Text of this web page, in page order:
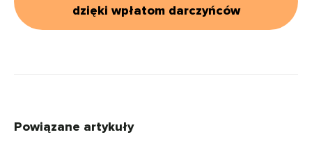
dzięki wpłatom darczyńców
Powiązane artykuły